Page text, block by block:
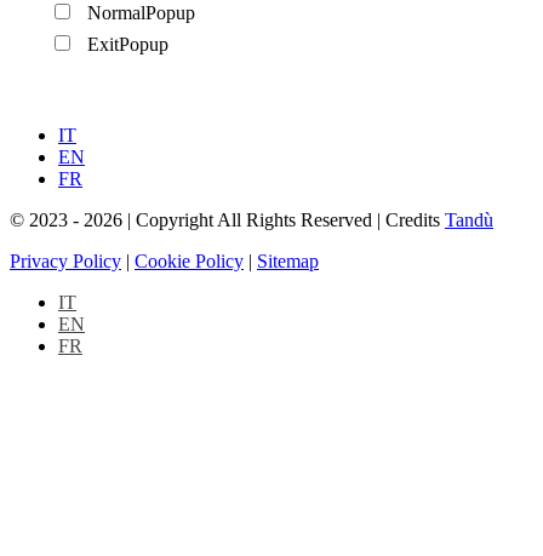
NormalPopup
ExitPopup
IT
EN
FR
© 2023 - 2026 | Copyright All Rights Reserved | Credits Tandù
Privacy Policy | Cookie Policy | Sitemap
IT
EN
FR